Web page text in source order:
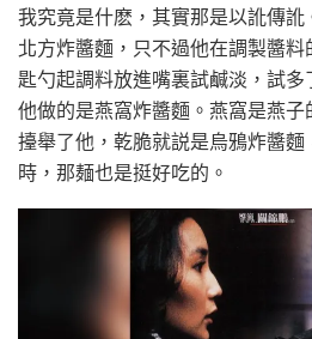
我究竟是什麽，其實那是以訛傳
北方炸醬麵，只不過他在調製醬
匙勺起調料放進嘴裏試鹹淡，試
他做的是燕窩炸醬麵。燕窩是燕
擡舉了他，乾脆就説是烏鴉炸醬
時，那麺也是挺好吃的。